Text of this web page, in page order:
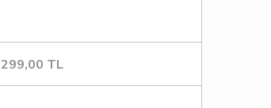
299,00 TL